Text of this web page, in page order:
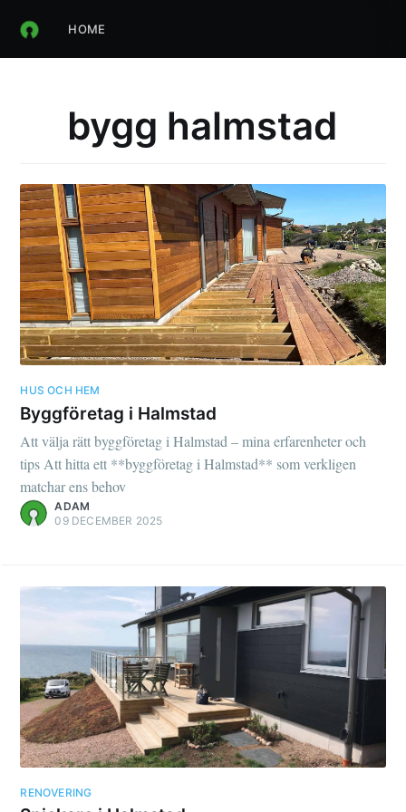
HOME
bygg halmstad
HUS OCH HEM
Byggföretag i Halmstad
Att välja rätt byggföretag i Halmstad – mina erfarenheter och
tips Att hitta ett **byggföretag i Halmstad** som verkligen
matchar ens behov
ADAM
09 DECEMBER 2025
RENOVERING